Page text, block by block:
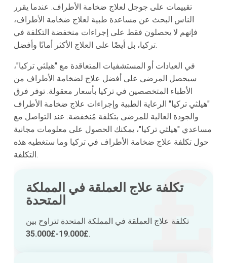
تقييمات على جوجل لعلاج ضخامة الأطراف. عندما يقرر
الناس البحث عن مساعدة طبية لعلاج ضخامة الأطراف،
فإنهم لا يحصلون فقط على إجراءات منخفضة التكلفة في
تركيا، بل أيضًا على العلاج الأكثر أمانًا وأفضل.
في العيادات أو المستشفيات المتعاقدة مع "هيلثي تركيا"،
سيحصل المرضى على أفضل علاج لضخامة الأطراف من
الأطباء المتخصصين في تركيا بأسعار معقولة. توفر فرق
"هيلثي تركيا" الرعاية الطبية وإجراءات علاج ضخامة الأطراف
والجودة العالية للمرضى بتكلفة مٌنخفضة. عند التواصل مع
مساعدي "هيلثي تركيا"، يمكنك الحصول على معلومات مجانية
حول تكلفة علاج ضخامة الأطراف في تركيا وما ستغطيه هذه
التكلفة.
تكلفة علاج العملقة في المملكة
المتحدة
تكلفة علاج العملقة في المملكة المتحدة تتراوح بين
£19.000-£35.000.